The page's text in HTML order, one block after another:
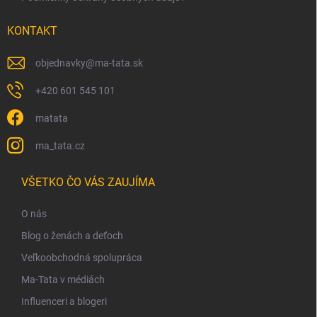
KONTAKT
objednavky@ma-tata.sk
+420 601 545 101
matata
ma_tata.cz
VŠETKO ČO VÁS ZAUJÍMA
O nás
Blog o ženách a deťoch
Veľkoobchodná spolupráca
Ma-Tata v médiách
Influenceri a blogeri